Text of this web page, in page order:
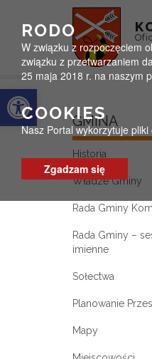
Otwórz pasek narzędzi
GMINA
Historia
Władze Gminy
Rada Gminy
Rada Gminy –
imienne
Sołectwa
Planowanie
Mapy
RODO
W związku z rozpoczęciem
związku z przetwarzaniem
25 maja 2018 r. na naszym
COOKIES
Nasz Portal wykorzytuje
Zgadzam się